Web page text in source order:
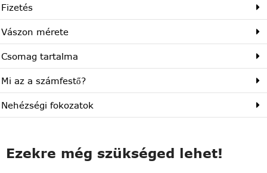
Fizetés
Vászon mérete
Csomag tartalma
Mi az a számfestő?
Nehézségi fokozatok
Ezekre még szükséged lehet!